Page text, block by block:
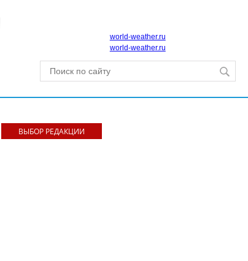
world-weather.ru
world-weather.ru
ВЫБОР РЕДАКЦИИ